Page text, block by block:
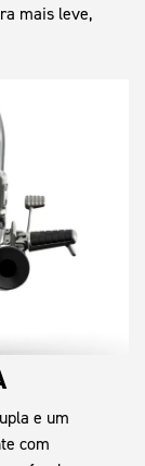
mais leve,
e um
com